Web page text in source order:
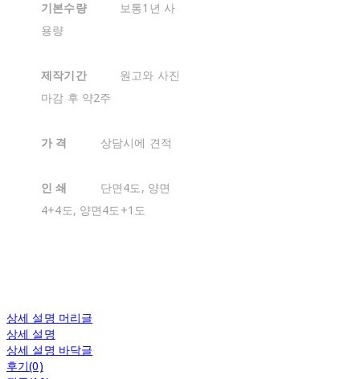
기본수량
보통1년 사
용량
제작기간
원고와 사진
마감 후 약2주
가 격 상담시에 견적
인 쇄
단면4도, 양면
4+4도, 양면4도+1도
상세 설명 머리글
상세 설명
상세 설명 바닥글
후기(0)